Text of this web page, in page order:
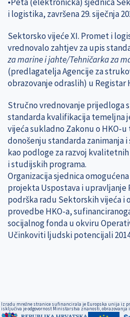
i logistika, završena 29. siječnja
Sektorsko vijeće XI. Promet i
vrednovalo zahtjev za upis
za marine i jahte/Tehničarka za
(predlagatelja Agencije za
obrazovanje odraslih) u Registar
Stručno vrednovanje prijedloga
standarda kvalifikacija temeljna
vijeća sukladno Zakonu o HKO-
donošenju standarda zanimanja
kao podloge za razvoj
i studijskih programa.
Organizacija sjednica
projekta Uspostava i upravljanje
podrška radu Sektorskih vijeća i
provedbe HKO-a,
socijalnog fonda u okviru
Učinkoviti ljudski potencijali
Izradu mrežne stranice sufinancirala je Europska unija iz
isključiva je odgovornost Ministarstva znanosti, obrazovanja